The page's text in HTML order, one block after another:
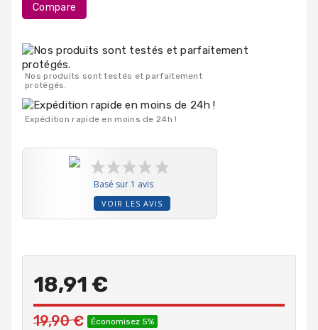
Compare
Nos produits sont testés et parfaitement
protégés.
Expédition rapide en moins de 24h !
Basé sur 1 avis
VOIR LES AVIS
18,91 €
19,90 € Économisez 5%